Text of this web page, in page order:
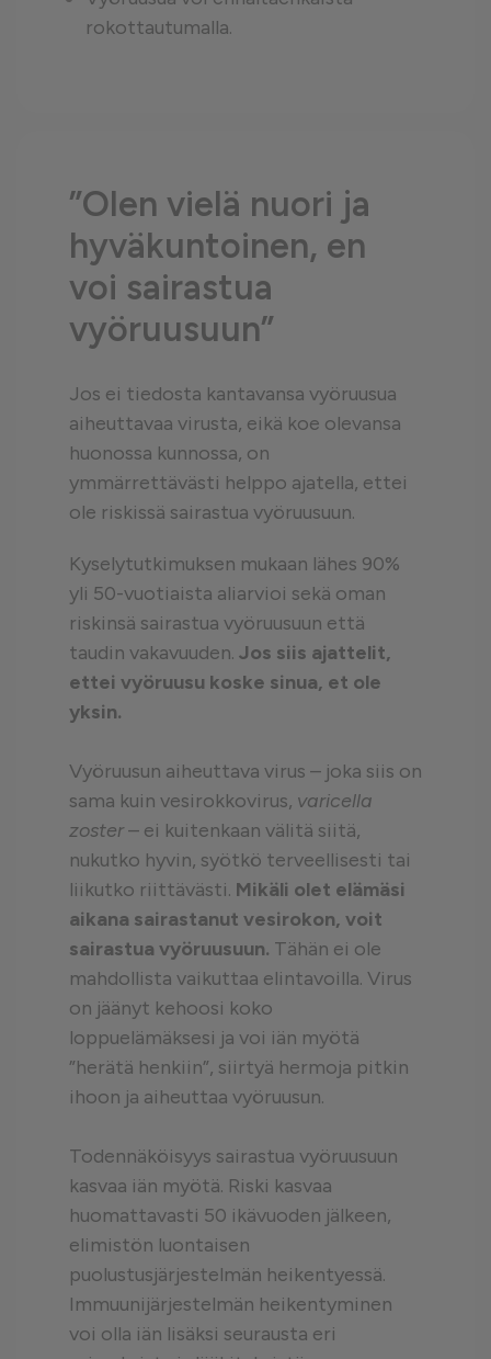
rokottautumalla.
”Olen vielä nuori ja
hyväkuntoinen, en
voi sairastua
vyöruusuun”
Jos ei tiedosta kantavansa vyöruusua
aiheuttavaa virusta, eikä koe olevansa
huonossa kunnossa, on
ymmärrettävästi helppo ajatella, ettei
ole riskissä sairastua vyöruusuun.
Kyselytutkimuksen mukaan lähes 90%
yli 50-vuotiaista aliarvioi sekä oman
riskinsä sairastua vyöruusuun että
taudin vakavuuden. Jos siis ajattelit,
ettei vyöruusu koske sinua, et ole
yksin.
Vyöruusun aiheuttava virus – joka siis on
sama kuin vesirokkovirus, varicella
zoster– ei kuitenkaan välitä siitä,
nukutko hyvin, syötkö terveellisesti tai
liikutko riittävästi. Mikäli olet elämäsi
aikana sairastanut vesirokon, voit
sairastua vyöruusuun. Tähän ei ole
mahdollista vaikuttaa elintavoilla. Virus
on jäänyt kehoosi koko
loppuelämäksesi ja voi iän myötä
”herätä henkiin”, siirtyä hermoja pitkin
ihoon ja aiheuttaa vyöruusun.
Todennäköisyys sairastua vyöruusuun
kasvaa iän myötä. Riski kasvaa
huomattavasti 50 ikävuoden jälkeen,
elimistön luontaisen
puolustusjärjestelmän heikentyessä.
Immuunijärjestelmän heikentyminen
voi olla iän lisäksi seurausta eri